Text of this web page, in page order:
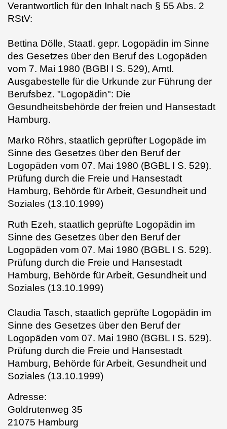
Verantwortlich für den Inhalt nach § 55 Abs. 2
RStV:
Bettina Dölle, Staatl. gepr. Logopädin im Sinne
des Gesetzes über den Beruf des Logopäden
vom 7. Mai 1980 (BGBl I S. 529), Amtl.
Ausgabestelle für die Urkunde zur Führung der
Berufsbez. "Logopädin": Die
Gesundheitsbehörde der freien und Hansestadt
Hamburg.
Marko Röhrs, staatlich geprüfter Logopäde im
Sinne des Gesetzes über den Beruf der
Logopäden vom 07. Mai 1980 (BGBL I S. 529).
Prüfung durch die Freie und Hansestadt
Hamburg, Behörde für Arbeit, Gesundheit und
Soziales (13.10.1999)
Ruth Ezeh, staatlich geprüfte Logopädin im
Sinne des Gesetzes über den Beruf der
Logopäden vom 07. Mai 1980 (BGBL I S. 529).
Prüfung durch die Freie und Hansestadt
Hamburg, Behörde für Arbeit, Gesundheit und
Soziales (13.10.1999)
Claudia Tasch, staatlich geprüfte Logopädin im
Sinne des Gesetzes über den Beruf der
Logopäden vom 07. Mai 1980 (BGBL I S. 529).
Prüfung durch die Freie und Hansestadt
Hamburg, Behörde für Arbeit, Gesundheit und
Soziales (13.10.1999)
Adresse:
Goldrutenweg 35
21075 Hamburg